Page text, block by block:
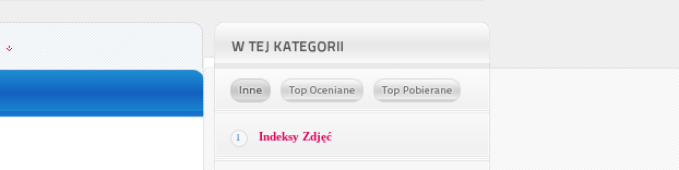
1 Indeksy Zdjęć